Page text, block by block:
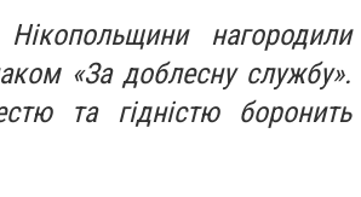
нагородили
«За доблесну службу».
та гідністю боронить